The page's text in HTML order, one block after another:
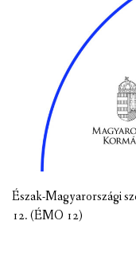
Észak-Magyarországi
12. (ÉMO 12)